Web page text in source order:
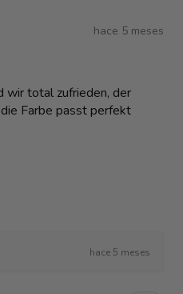
hace 5 meses
wir total zufrieden, der
Farbe passt perfekt
hace 5 meses